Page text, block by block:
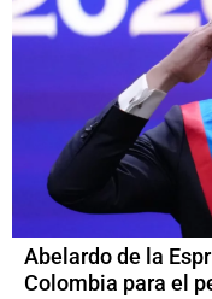
Abelardo de la
Colombia para el